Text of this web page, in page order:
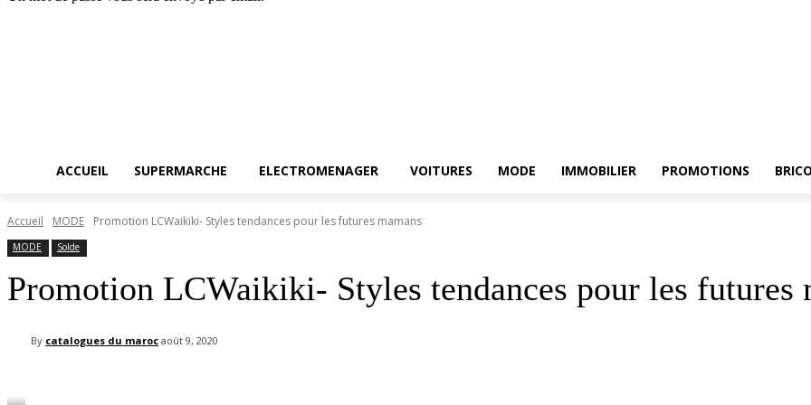
ACCUEIL SUPERMARCHE ELECTROMENAGER VOITURES MODE IMMOBILIER PROMOTIONS
Accueil MODE Promotion LCWaikiki- Styles tendances pour les futures mamans
MODE Solde
Promotion LCWaikiki- Styles tendances pour les futures
By catalogues du maroc août 9, 2020